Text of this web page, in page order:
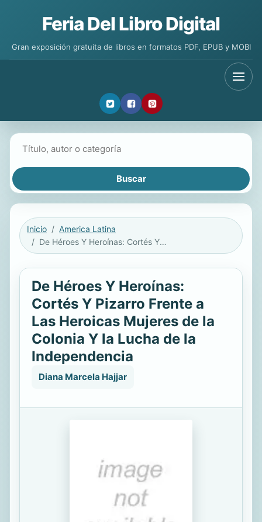
Feria Del Libro Digital
Gran exposición gratuita de libros en formatos PDF, EPUB y MOBI
Inicio
America Latina
De Héroes Y Heroínas: Cortés Y Pizarro Frente a Las Heroicas Mujeres de la Colonia Y la Lucha de la Independencia
De Héroes Y Heroínas:
Cortés Y Pizarro Frente a
Las Heroicas Mujeres de la
Colonia Y la Lucha de la
Independencia
Diana Marcela Hajjar